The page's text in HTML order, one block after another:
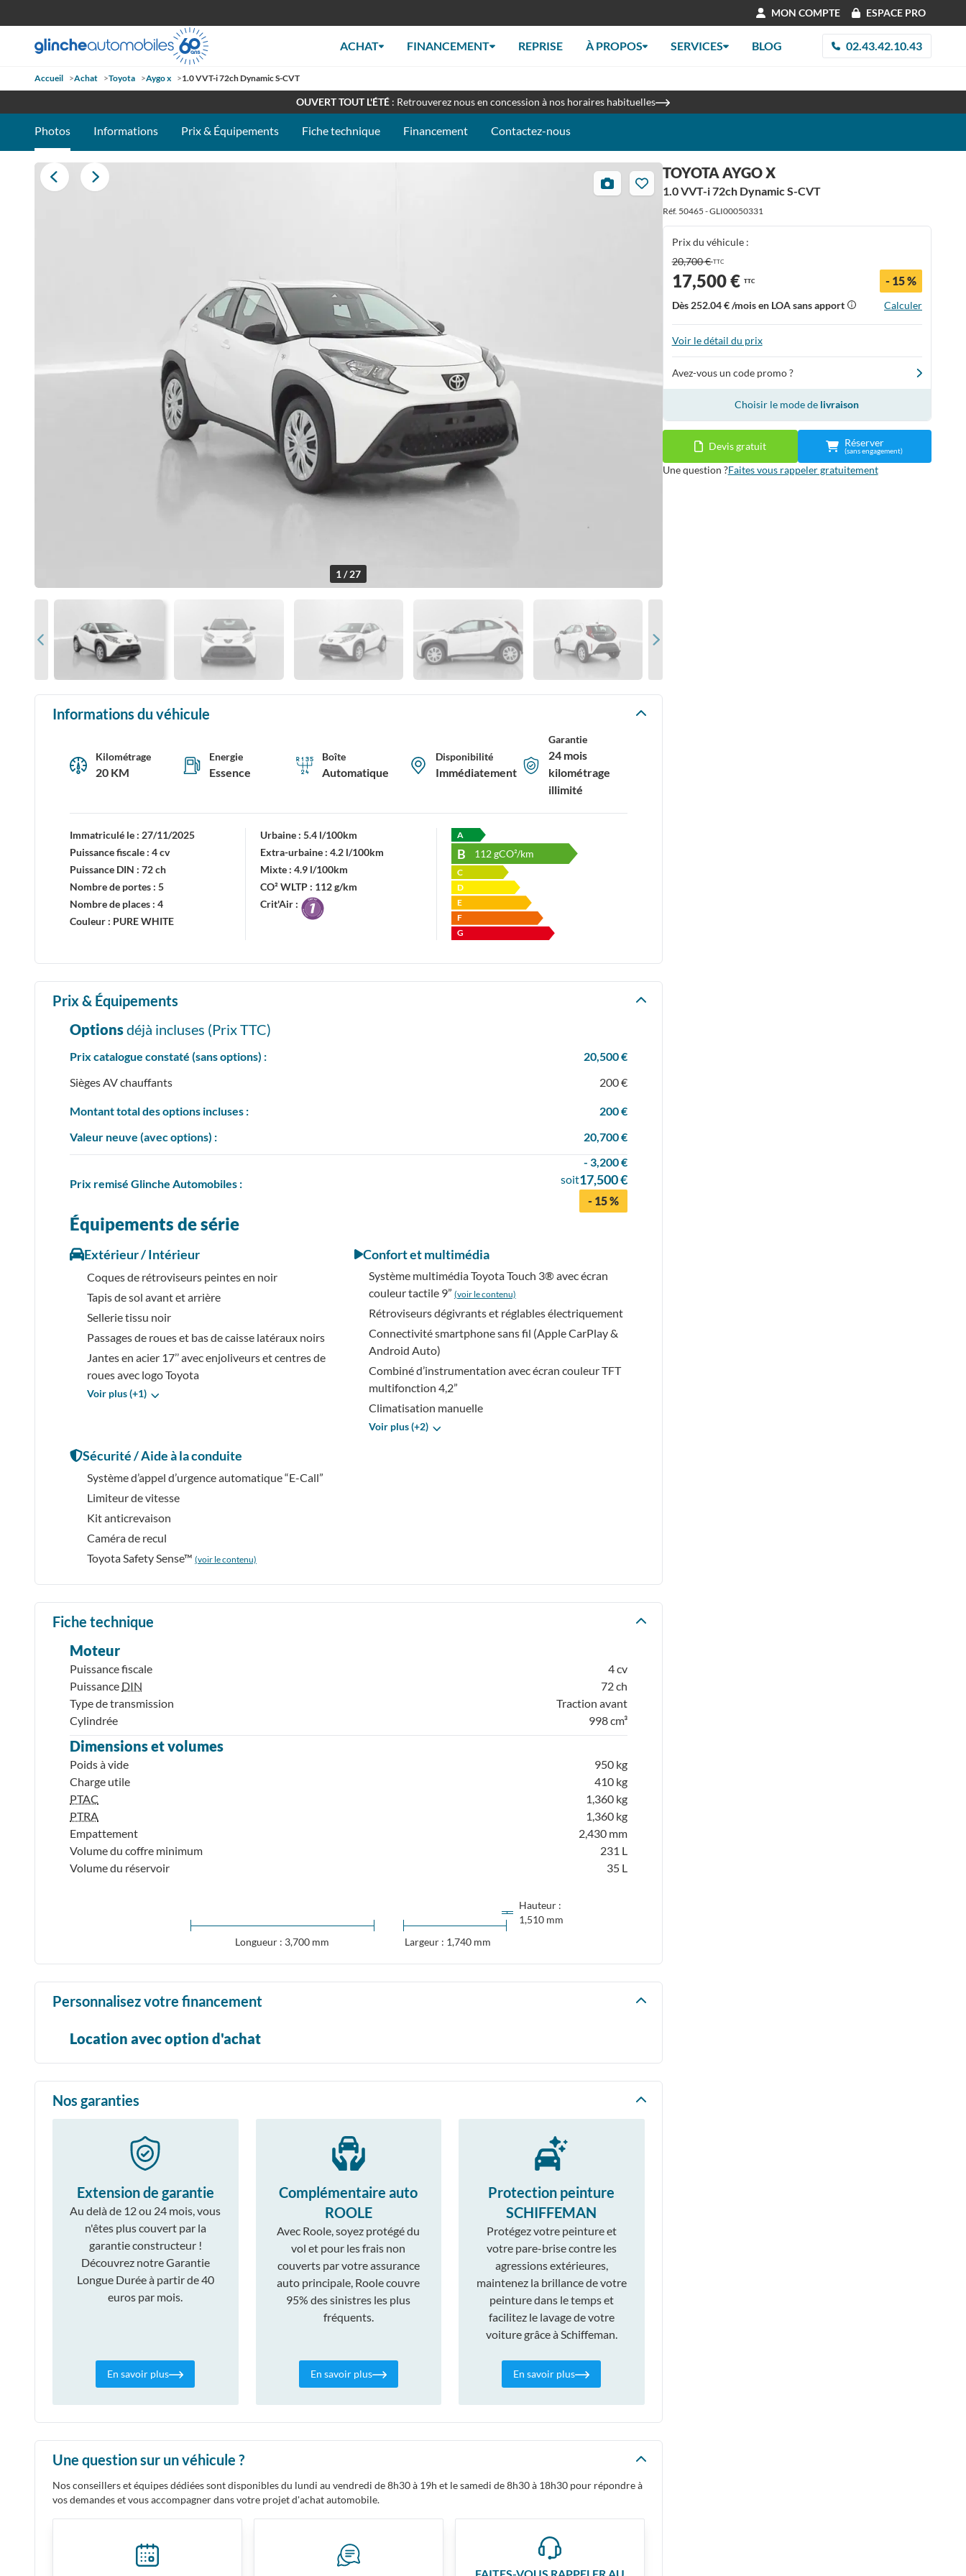
MON COMPTE ESPACE PRO
ACHAT FINANCEMENT REPRISE À PROPOS SERVICES BLOG 02.43.42.10.43
Accueil >Achat >Toyota >Aygo x >1.0 VVT-i 72ch Dynamic S-CVTRETROUVEZ-NOUS À LA FOIRE DU MANS - STAND 097C
OUVERT TOUT L'ÉTÉ : Retrouverez nous en concession à nos horaires habituelles
Photos Informations Prix & Équipements Fiche technique Financement Contactez-nous
27
photos
1 / 27
Informations du véhicule
Kilométrage
20 KM
Energie
Essence
Boîte
Automatique
Disponibilité
Immédiatement
Garantie
24 mois
kilométrage
illimité
Immatriculé le : 27/11/2025
Puissance fiscale : 4 cv
Puissance DIN : 72 ch
Nombre de portes : 5
Nombre de places : 4
Couleur : PURE WHITE
Urbaine :5.4 l/100km
Extra-urbaine :4.2 l/100km
Mixte :4.9 l/100km
CO² WLTP : 112 g/km
Crit'Air :
A
B 112gCO²/km
C
D
E
F
G
Prix & Équipements
Optionsdéjà incluses (PrixTTC)
Prix catalogue constaté (sans options) :
20,500 €
Sièges AV chauffants
200 €
Montant total des options incluses :
200 €
Valeur neuve (avec options) :
20,700 €
Prix remisé Glinche Automobiles :
- 3,200 €
soit17,500 €
- 15 %
Équipements de série
Extérieur / Intérieur
Coques de rétroviseurs peintes en noir
Tapis de sol avant et arrière
Sellerie tissu noir
Passages de roues et bas de caisse latéraux noirs
Jantes en acier 17’’ avec enjoliveurs et centres de
roues avec logo Toyota
Voir plus (+1)
Confort et multimédia
Système multimédia Toyota Touch 3® avec écran
couleur tactile 9” (voir le contenu)
Rétroviseurs dégivrants et réglables électriquement
Connectivité smartphone sans fil (Apple CarPlay &
Android Auto)
Combiné d’instrumentation avec écran couleur TFT
multifonction 4,2”
Climatisation manuelle
Voir plus (+2)
Sécurité / Aide à la conduite
Système d’appel d’urgence automatique “E-Call”
Limiteur de vitesse
Kit anticrevaison
Caméra de recul
Toyota Safety Sense™ (voir le contenu)
Fiche technique
Moteur
Puissance fiscale
4 cv
Puissance DIN
72 ch
Type de transmission
Traction avant
Cylindrée
998 cm³
Dimensions et volumes
Poids à vide
950 kg
Charge utile
410 kg
PTAC
1,360 kg
PTRA
1,360 kg
Empattement
2,430 mm
Volume du coffre minimum
231 L
Volume du réservoir
35 L
Longueur : 3,700 mm
Hauteur :
1,510 mm
Largeur : 1,740 mm
Personnalisez votre financement
Location avec option d'achat
Nos garanties
Extension de garantie
Au delà de 12 ou 24 mois, vous
n'êtes plus couvert par la
garantie constructeur !
Découvrez notre Garantie
Longue Durée à partir de 40
euros par mois.
En savoir plus
Complémentaire auto
ROOLE
Avec Roole, soyez protégé du
vol et pour les frais non
couverts par votre assurance
auto principale, Roole couvre
95% des sinistres les plus
fréquents.
En savoir plus
Protection peinture
SCHIFFEMAN
Protégez votre peinture et
votre pare-brise contre les
agressions extérieures,
maintenez la brillance de votre
peinture dans le temps et
facilitez le lavage de votre
voiture grâce à Schiffeman.
En savoir plus
Une question sur un véhicule ?
Nos conseillers et équipes dédiées sont disponibles du lundi au vendredi de 8h30 à 19h et le samedi de 8h30 à 18h30 pour répondre à
vos demandes et vous accompagner dans votre projet d'achat automobile.
TOYOTA AYGO X
1.0 VVT-i 72ch Dynamic S-CVT
Réf. 50465 - GLI00050331
Prix du véhicule :
20,700 €TTC
17,500 € TTC - 15 %
Dès 252.04 €/mois en LOA sans apport Calculer
Voir le détail du prix
Avez-vous un code promo ?
Choisir le mode de livraison
Devis gratuit Réserver
(sans engagement)
Une question ?Faites vous rappeler gratuitement